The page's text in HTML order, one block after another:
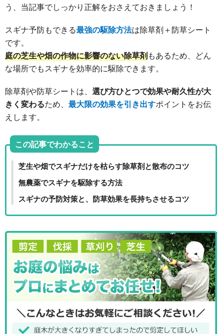
う、当記事でしっかり正解をおさえておきましょう！
スギナ予防もできる最強の駆除方法は除草剤＋防草シート
です。
庭の芝生や畑の作物に影響のない除草剤もあるため、どん
な場所でもスギナを効率的に駆除できます。
除草剤や防草シートは、 選び方ひとつで効果や耐久性が大
きく変わるため、 最大限の効果を引き出すポイントをお伝
えします。
この記事でわかること
芝生や畑でスギナだけを枯らす除草剤と散布のコツ
無農薬でスギナを駆除する方法
スギナの予防対策と、防草効果を長持ちさせるコツ